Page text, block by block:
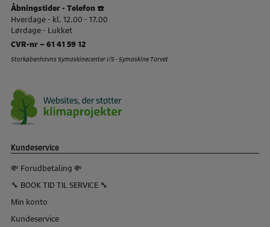
Åbningstider - Telefon ☎️
Hverdage - kl. 12.00 - 17.00
Lørdage - Lukket
CVR-nr – 61 41 59 12
Storkøbenhavns Symaskinecenter I/S - Symaskine Torvet
Kundeservice
💸 Forudbetaling 💸
🔧 BOOK TID TIL SERVICE 🔧
Min konto
Kundeservice